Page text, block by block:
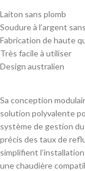
Laiton sans plomb
Soudure à l’argent
Fabrication de haute
Très facile à utiliser
Design australien
Sa conception
solution polyvalente
système de gestion
précis des taux de
simplifient
une chaudière